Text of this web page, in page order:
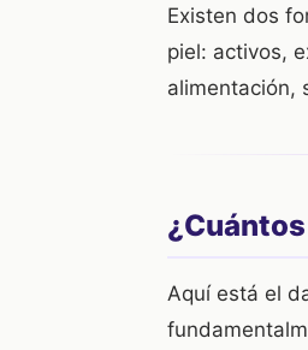
Existen dos
piel: activos,
alimentación,
Aquí está el